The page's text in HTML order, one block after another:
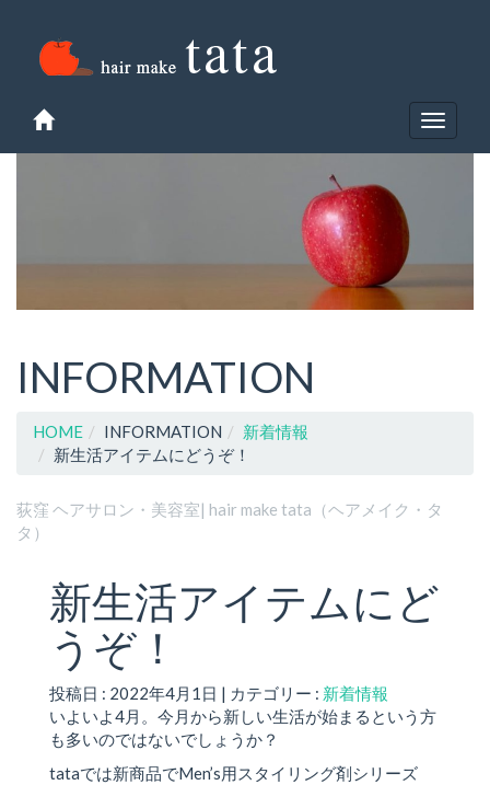
Toggle
INFORMATION
HOME INFORMATION
新着情報
新生活アイテムにどうぞ！
荻窪 ヘアサロン・美容室| hair make tata（ヘアメイク・タ
タ）
新生活アイテムにど
うぞ！
投稿日 : 2022年4月1日 | カテゴリー : 新着情報
いよいよ4月。今月から新しい生活が始まるという方
も多いのではないでしょうか？
tataでは新商品でMen’s用スタイリング剤シリーズ